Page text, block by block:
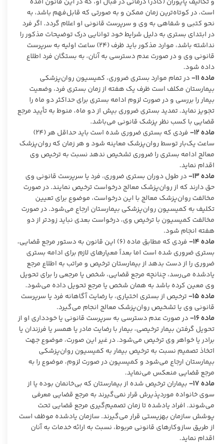
است، در کوتاه‌ترین زمان ممکن و به صورتی که قابل‌فهم باشد، به
نحو کتبی و شفاهی به وی و سرپرست قانونی او اعلام گردد. اگر فرد
در ابتدای بستری به دلیل شرایط خود توانایی درک توضیحات مذکور را
نداشته باشد، موارد مذکور باید ظرف (۲۴) ساعت اولیه به سرپرست
قانونی وی و در صورت عدم دسترسی به آنان، به بستگان فرد اطلاع
داده شود.
ماده۱۱- در تمام موارد بستری ضروری، کمیسیون روان‌پزشکی
بیمارستان مکلف است ظرف یک هفته از زمان بستری فرد، وضعیت
بیمار را بررسی و در صورت لزوم ادامه بستری برای حداکثر دو ماه را
تجویز نماید. تمدید بستری ضروری بیش از دو ماه، منوط به تأیید مرجع
قضایی با کسب نظر پزشک قانونی می‌باشد.
ماده۱۲-
فردی که بستری ضروری شده است باید حداقل هر (۲۴)
ساعت یک‌بار توسط روان‌پزشک معاینه شود و هر زمان که روان‌پزشک
معالج ادامه بستری را ضروری تشخیص ندهد نسبت به ترخیص وی
اقدام نماید.
ماده۱۳- در طول دوران بستری ضروری، فرد یا سرپرست قانونی وی
حق دارند که از روان‌پزشک معالج درخواست ترخیص نمایند. در صورت
مخالفت روان‌پزشک معالج با این درخواست، موضوع برای تعیین
تکلیف به کمیسیون روان‌پزشکی بیمارستان ارجاع می‌شود. در صورت
مخالفت کمیسیون با ترخیص وی، درخواست بعدی نباید زودتر از دو
هفته انجام شود.
ماده۱۴-
فردی که مطابق ماده (۶) این قانون به دستور مرجع قضایی،
بستری ضروری شده است اما بعداً معیارهای لازم برای ادامه بستری
ضروری را از دست بدهد از بیمارستان ترخیص و مراتب به اطلاع مرجع
یادشده می‌رسد، چنانچه مرجع قضایی، شخص یا مرجعی را برای تحویل
وی معین کرده باشد به همان شخص یا مرجع تحویل داده می‌شود.
ماده۱۵- ترخیص از بستری اختیاری، با رضایت آگاهانه فرد یا سرپرست
قانونی وی یا تشخیص روان‌پزشک معالج انجام می‌گیرد.
ماده۱۶- در صورت عدم دسترسی به سرپرست قانونی یا خودداری او از
تحویل گرفتن بیمار ترخیصی، بیمار با رضایت مادر یا همسر یا فرزندان یا
برادر یا خواهر وی ترخیص می‌شود. در غیر این صورت، موضوع جهت
اتخاذ تصمیم نسبت به ترخیص بیمار به کمیسیون روان‌پزشکی
بیمارستان ارجاع می‌شود و کمیسیون در صورت لزوم، موضوع را به
مرجع قضایی منعکس می‌نماید.
ماده۱۷- بیماران ترخیص شده از بیمارستان که بی‌خانمان بوده یا از
سوی خانواده موردپذیرش قرار نمی‌گیرند به مرجع قضایی معرفی
می‌شوند. افراد یادشده تا زمان تصمیم‌گیری مرجع قضایی تحت
پوشش سازمان بهزیستی قرار می‌گیرند. سازمان یادشده موظف است
از طریق سازوکارهای قانونی مربوط، نسبت به ارائه خدمات به آنان
اقدام نماید.